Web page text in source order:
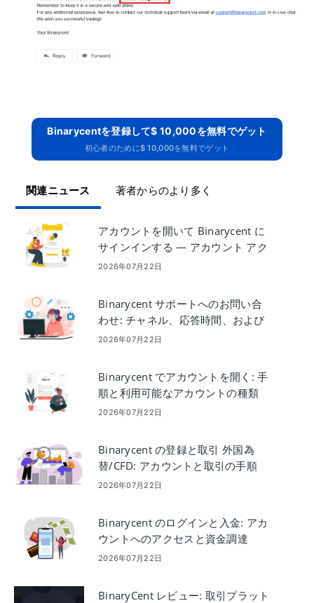
Binarycentを登録して$ 10,000を無料でゲット
初心者のために$ 10,000を無料でゲット
関連ニュース 著者からのより多く
アカウントを開いて Binarycent に
サインインする — アカウント アク
セスの手順
2026年07月22日
Binarycent サポートへのお問い合
わせ: チャネル、応答時間、および
ヒント
2026年07月22日
Binarycent でアカウントを開く: 手
順と利用可能なアカウントの種類
2026年07月22日
Binarycent の登録と取引 外国為
替/CFD: アカウントと取引の手順
2026年07月22日
Binarycent のログインと入金: アカ
ウントへのアクセスと資金調達
2026年07月22日
BinaryCent レビュー: 取引プラット